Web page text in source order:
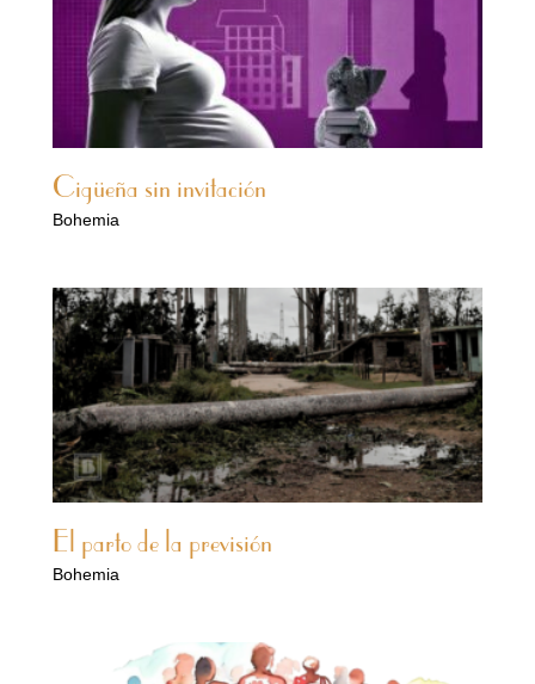
Cigüeña sin invitación
Bohemia
El parto de la previsión
Bohemia